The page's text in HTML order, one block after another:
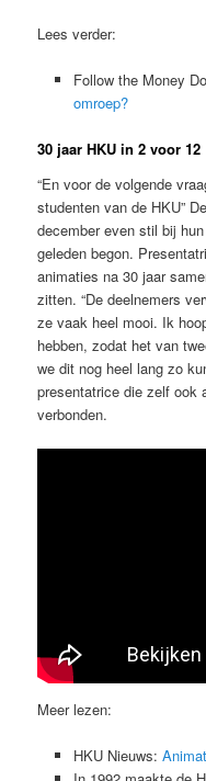
Lees verder:
Follow the Money
omroep?
30 jaar HKU in 2 voor 12
“En voor de volgende
studenten van de HKU”
december even stil bij
geleden begon.
animaties na 30 jaar
zitten. “De deelnemers
ze vaak heel mooi. Ik
hebben, zodat het van
we dit nog heel lang zo
presentatrice die zelf ook
verbonden.
Meer lezen:
HKU Nieuws: